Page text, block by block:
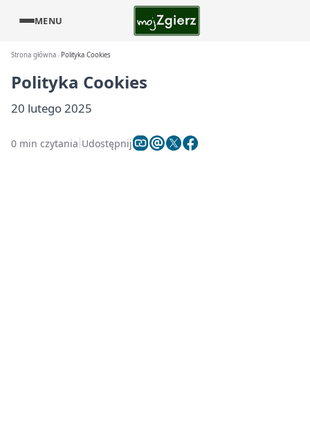
MENU
Strona główna Polityka Cookies
Polityka Cookies
20 lutego 2025
0 min czytania Udostępnij